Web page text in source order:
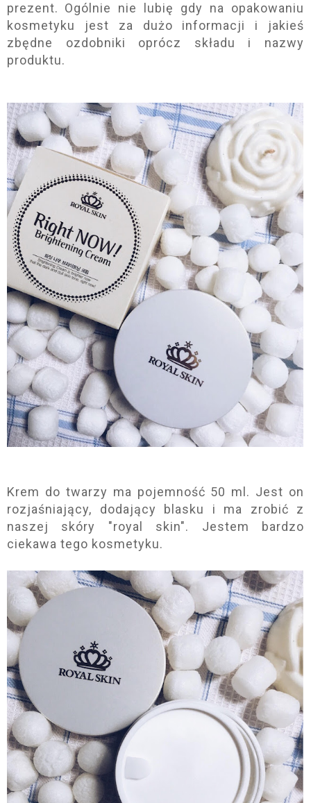
prezent. Ogólnie nie lubię gdy na opakowaniu
kosmetyku jest za dużo informacji i jakieś
zbędne ozdobniki oprócz składu i nazwy
produktu.
Krem do twarzy ma pojemność 50 ml. Jest on
rozjaśniający, dodający blasku i ma zrobić z
naszej skóry "royal skin". Jestem bardzo
ciekawa tego kosmetyku.